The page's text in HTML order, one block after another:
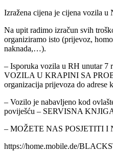
Izražena cijena je cijena vozila u
Na upit radimo izračun svih
organiziramo isto (prijevoz,
naknada,…).
– Isporuka vozila u RH unutar
VOZILA U KRAPINI SA
organizacija prijevoza do adrese
– Vozilo je nabavljeno kod
poviješću – SERVISNA
– MOŽETE NAS POSJETITI I
https://home.mobile.de/